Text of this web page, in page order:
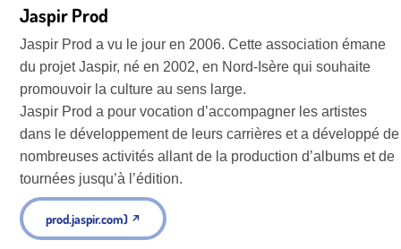
Jaspir Prod
Jaspir Prod a vu le jour en 2006. Cette association émane
du projet Jaspir, né en 2002, en Nord-Isère qui souhaite
promouvoir la culture au sens large.
Jaspir Prod a pour vocation d’accompagner les artistes
dans le développement de leurs carrières et a développé de
nombreuses activités allant de la production d’albums et de
tournées jusqu’à l’édition.
prod.jaspir.com) ↗